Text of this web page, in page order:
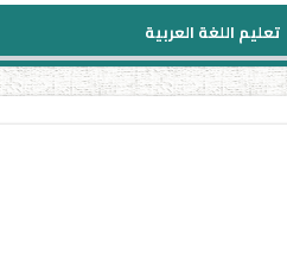
تعليم اللغة العربية